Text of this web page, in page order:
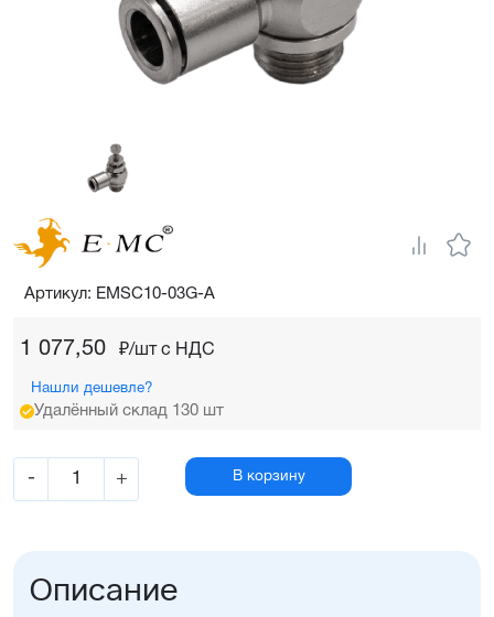
1 077,50 ₽/шт c НДС
Нашли дешевле?
Удалённый склад 130 шт
- + В корзину
Артикул: EMSC10-03G-A
Описание